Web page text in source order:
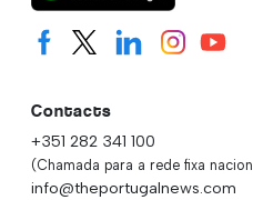
Contacts
+351 282 341 100
(Chamada para a rede fixa
info@theportugalnews.com